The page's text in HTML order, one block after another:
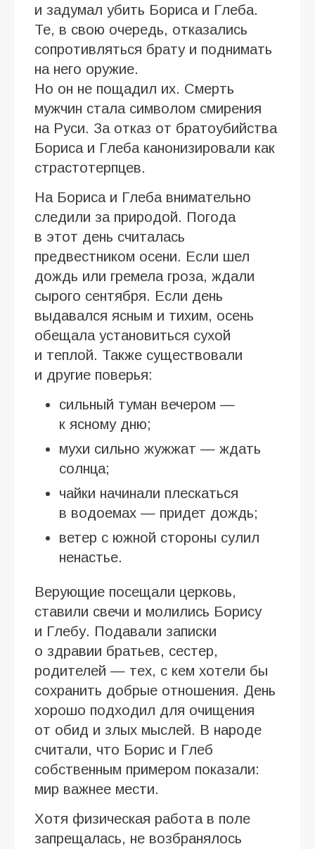
и задумал убить Бориса и Глеба.
Те, в свою очередь, отказались
сопротивляться брату и поднимать
на него оружие.
Но он не пощадил их. Смерть
мужчин стала символом смирения
на Руси. За отказ от братоубийства
Бориса и Глеба канонизировали как
страстотерпцев.
На Бориса и Глеба внимательно
следили за природой. Погода
в этот день считалась
предвестником осени. Если шел
дождь или гремела гроза, ждали
сырого сентября. Если день
выдавался ясным и тихим, осень
обещала установиться сухой
и теплой. Также существовали
и другие поверья:
сильный туман вечером —
к ясному дню;
мухи сильно жужжат — ждать
солнца;
чайки начинали плескаться
в водоемах — придет дождь;
ветер с южной стороны сулил
ненастье.
Верующие посещали церковь,
ставили свечи и молились Борису
и Глебу. Подавали записки
о здравии братьев, сестер,
родителей — тех, с кем хотели бы
сохранить добрые отношения. День
хорошо подходил для очищения
от обид и злых мыслей. В народе
считали, что Борис и Глеб
собственным примером показали:
мир важнее мести.
Хотя физическая работа в поле
запрещалась, не возбранялось